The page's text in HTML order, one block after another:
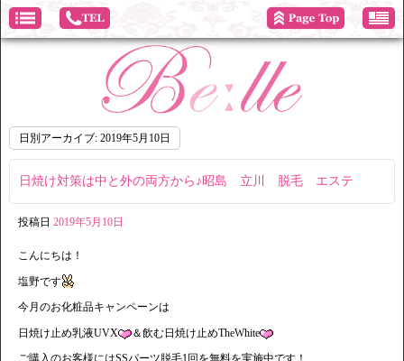
日別アーカイブ: 2019年5月10日
日焼け対策は中と外の両方から♪昭島 立川 脱毛 エステ
投稿日 2019年5月10日
こんにちは！
塩野です
今月のお化粧品キャンペーンは
日焼け止め乳液UVX
＆飲む日焼け止めTheWhite
ご購入のお客様にはSSパーツ脱毛1回を無料を実施中です！